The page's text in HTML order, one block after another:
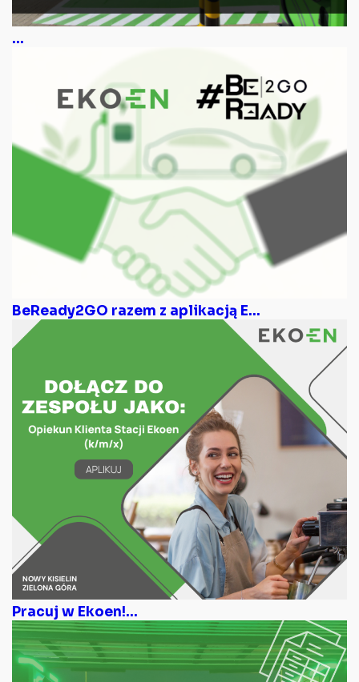
...
BeReady2GO razem z aplikacją E...
Pracuj w Ekoen!...